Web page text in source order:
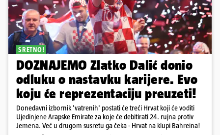
SRETNO!
DOZNAJEMO Zlatko Dalić donio
odluku o nastavku karijere. Evo
koju će reprezentaciju preuzeti!
Donedavni izbornik 'vatrenih' postati će treći Hrvat koji će voditi
Ujedinjene Arapske Emirate za koje će debitirati 24. rujna protiv
Jemena. Već u drugom susretu ga čeka - Hrvat na klupi Bahreina!